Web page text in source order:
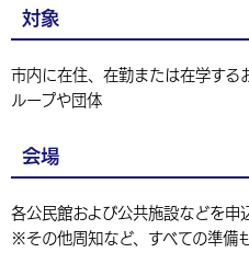
環境・衛生
都市整備
手当・助成
観光なび
買う・おみやげ
移住・定住
市政情報
中津市について
地方創生・地域活性化
行政・計画
対象
市内に在住、在勤または在学す
ループや団体
会場
各公民館および公共施設などを申
※その他周知など、すべての準備